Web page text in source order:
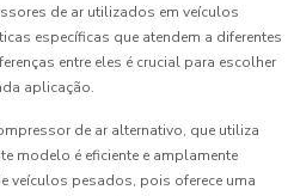
de ar utilizados em veículos
específicas que atendem a diferentes
entre eles é crucial para escolher
aplicação.
de ar alternativo, que utiliza
modelo é eficiente e amplamente
veículos pesados, pois oferece uma